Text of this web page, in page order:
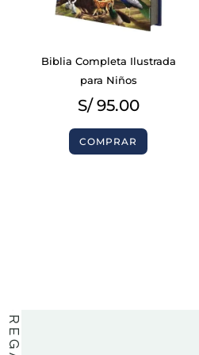
Biblia Completa Ilustrada
para Niños
S/95.00
COMPRAR